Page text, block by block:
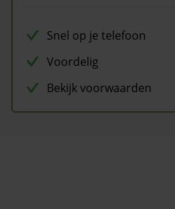
Snel op je telefoon
Voordelig
Bekijk voorwaarden